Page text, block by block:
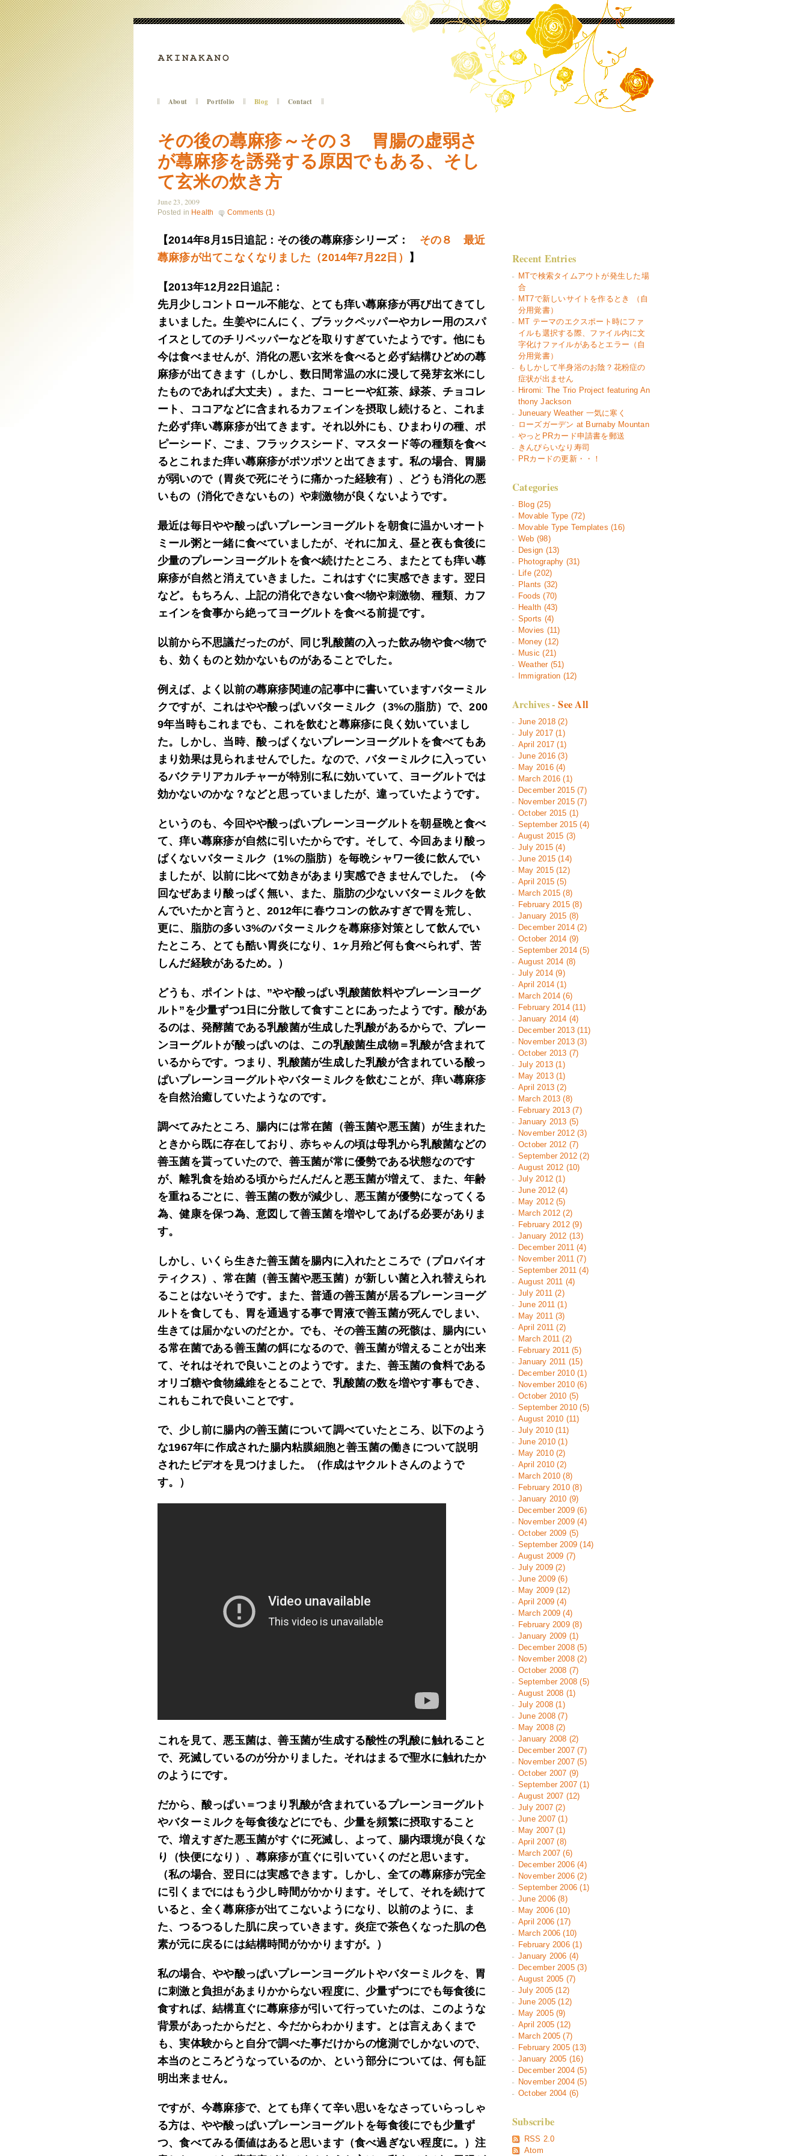
About Portfolio Blog Contact
その後の蕁麻疹～その３ 胃腸の虚弱さ
が蕁麻疹を誘発する原因でもある、そし
て玄米の炊き方
June 23, 2009
Posted in Health Comments (1)
【2014年8月15日追記：その後の蕁麻疹シリーズ： その８ 最近
蕁麻疹が出てこなくなりました（2014年7月22日）
】
【2013年12月22日追記：
先月少しコントロール不能な、とても痒い蕁麻疹が再び出てきてし
まいました。生姜やにんにく、ブラックペッパーやカレー用のスパ
イスとしてのチリペッパーなどを取りすぎていたようです。他にも
今は食べませんが、消化の悪い玄米を食べると必ず結構ひどめの蕁
麻疹が出てきます（しかし、数日間常温の水に浸して発芽玄米にし
たものであれば大丈夫）。また、コーヒーや紅茶、緑茶、チョコレ
ート、ココアなどに含まれるカフェインを摂取し続けると、これま
た必ず痒い蕁麻疹が出てきます。それ以外にも、ひまわりの種、ポ
ピーシード、ごま、フラックスシード、マスタード等の種類を食べ
るとこれまた痒い蕁麻疹がポツポツと出てきます。私の場合、胃腸
が弱いので（胃炎で死にそうに痛かった経験有）、どうも消化の悪
いもの（消化できないもの）や刺激物が良くないようです。
最近は毎日やや酸っぱいプレーンヨーグルトを朝食に温かいオート
ミール粥と一緒に食べていましたが、それに加え、昼と夜も食後に
少量のプレーンヨーグルトを食べ続けたところ、またとても痒い蕁
麻疹が自然と消えていきました。これはすぐに実感できます。翌日
など。もちろん、上記の消化できない食べ物や刺激物、種類、カフ
ェインを食事から絶ってヨーグルトを食べる前提です。
以前から不思議だったのが、同じ乳酸菌の入った飲み物や食べ物で
も、効くものと効かないものがあることでした。
例えば、よく以前の蕁麻疹関連の記事中に書いていますバターミル
クですが、これはやや酸っぱいバターミルク（3%の脂肪）で、200
9年当時もこれまでも、これを飲むと蕁麻疹に良く効いていまし
た。しかし、当時、酸っぱくないプレーンヨーグルトを食べてもあ
まり効果は見られませんでした。なので、バターミルクに入ってい
るバクテリアカルチャーが特別に私に効いていて、ヨーグルトでは
効かないのかな？などと思っていましたが、違っていたようです。
というのも、今回やや酸っぱいプレーンヨーグルトを朝昼晩と食べ
て、痒い蕁麻疹が自然に引いたからです。そして、今回あまり酸っ
ぱくないバターミルク（1%の脂肪）を毎晩シャワー後に飲んでい
ましたが、以前に比べて効きがあまり実感できませんでした。（今
回なぜあまり酸っぱく無い、また、脂肪の少ないバターミルクを飲
んでいたかと言うと、2012年に春ウコンの飲みすぎで胃を荒し、
更に、脂肪の多い3%のバターミルクを蕁麻疹対策として飲んでい
たところ、とても酷い胃炎になり、1ヶ月殆ど何も食べられず、苦
しんだ経験があるため。）
どうも、ポイントは、”やや酸っぱい乳酸菌飲料やプレーンヨーグ
ルト”を少量ずつ1日に分散して食すことにあったようです。酸があ
るのは、発酵菌である乳酸菌が生成した乳酸があるからで、プレー
ンヨーグルトが酸っぱいのは、この乳酸菌生成物＝乳酸が含まれて
いるからです。つまり、乳酸菌が生成した乳酸が含まれている酸っ
ぱいプレーンヨーグルトやバターミルクを飲むことが、痒い蕁麻疹
を自然治癒していたようなのです。
調べてみたところ、腸内には常在菌（善玉菌や悪玉菌）が生まれた
ときから既に存在しており、赤ちゃんの頃は母乳から乳酸菌などの
善玉菌を貰っていたので、善玉菌が常に優勢である状態なのです
が、離乳食を始める頃からだんだんと悪玉菌が増えて、また、年齢
を重ねるごとに、善玉菌の数が減少し、悪玉菌が優勢になってくる
為、健康を保つ為、意図して善玉菌を増やしてあげる必要がありま
す。
しかし、いくら生きた善玉菌を腸内に入れたところで（プロバイオ
ティクス）、常在菌（善玉菌や悪玉菌）が新しい菌と入れ替えられ
ることはないそうです。また、普通の善玉菌が居るプレーンヨーグ
ルトを食しても、胃を通過する事で胃液で善玉菌が死んでしまい、
生きては届かないのだとか。でも、その善玉菌の死骸は、腸内にい
る常在菌である善玉菌の餌になるので、善玉菌が増えることが出来
て、それはそれで良いことのようです。また、善玉菌の食料である
オリゴ糖や食物繊維をとることで、乳酸菌の数を増やす事もでき、
これもこれで良いことです。
で、少し前に腸内の善玉菌について調べていたところ、以下のよう
な1967年に作成された腸内粘膜細胞と善玉菌の働きについて説明
されたビデオを見つけました。（作成はヤクルトさんのようで
す。）
これを見て、悪玉菌は、善玉菌が生成する酸性の乳酸に触れること
で、死滅しているのが分かりました。それはまるで聖水に触れたか
のようにです。
だから、酸っぱい＝つまり乳酸が含まれているプレーンヨーグルト
やバターミルクを毎食後などにでも、少量を頻繁に摂取すること
で、増えすぎた悪玉菌がすぐに死滅し、よって、腸内環境が良くな
り（快便になり）、蕁麻疹が直ぐに引いていくのだと思います。
（私の場合、翌日には実感できます。しかし、全ての蕁麻疹が完全
に引くまでにはもう少し時間がかかります。そして、それを続けて
いると、全く蕁麻疹が出てこないようになり、以前のように、ま
た、つるつるした肌に戻っていきます。炎症で茶色くなった肌の色
素が元に戻るには結構時間がかかりますが。）
私の場合、やや酸っぱいプレーンヨーグルトやバターミルクを、胃
に刺激と負担があまりかからない程度に、少量ずつにでも毎食後に
食すれば、結構直ぐに蕁麻疹が引いて行っていたのは、このような
背景があったからだと、今だからわかります。とは言えあくまで
も、実体験からと自分で調べた事だけからの憶測でしかないので、
本当のところどうなっているのか、という部分については、何も証
明出来ません。
ですが、今蕁麻疹で、とても痒くて辛い思いをなさっていらっしゃ
る方は、やや酸っぱいプレーンヨーグルトを毎食後にでも少量ず
つ、食べてみる価値はあると思います（食べ過ぎない程度に。）注
Recent Entries
MTで検索タイムアウトが発生した場
合
MT7で新しいサイトを作るとき （自
分用覚書）
MT テーマのエクスポート時にファ
イルも選択する際、ファイル内に文
字化けファイルがあるとエラー（自
分用覚書）
もしかして半身浴のお陰？花粉症の
症状が出ません
Hiromi: The Trio Project featuring An
thony Jackson
Juneuary Weather 一気に寒く
ローズガーデン at Burnaby Mountan
やっとPRカード申請書を郵送
きんぴらいなり寿司
PRカードの更新・・！
Categories
Blog (25)
Movable Type (72)
Movable Type Templates (16)
Web (98)
Design (13)
Photography (31)
Life (202)
Plants (32)
Foods (70)
Health (43)
Sports (4)
Movies (11)
Money (12)
Music (21)
Weather (51)
Immigration (12)
Archives -See All
June 2018 (2)
July 2017 (1)
April 2017 (1)
June 2016 (3)
May 2016 (4)
March 2016 (1)
December 2015 (7)
November 2015 (7)
October 2015 (1)
September 2015 (4)
August 2015 (3)
July 2015 (4)
June 2015 (14)
May 2015 (12)
April 2015 (5)
March 2015 (8)
February 2015 (8)
January 2015 (8)
December 2014 (2)
October 2014 (9)
September 2014 (5)
August 2014 (8)
July 2014 (9)
April 2014 (1)
March 2014 (6)
February 2014 (11)
January 2014 (4)
December 2013 (11)
November 2013 (3)
October 2013 (7)
July 2013 (1)
May 2013 (1)
April 2013 (2)
March 2013 (8)
February 2013 (7)
January 2013 (5)
November 2012 (3)
October 2012 (7)
September 2012 (2)
August 2012 (10)
July 2012 (1)
June 2012 (4)
May 2012 (5)
March 2012 (2)
February 2012 (9)
January 2012 (13)
December 2011 (4)
November 2011 (7)
September 2011 (4)
August 2011 (4)
July 2011 (2)
June 2011 (1)
May 2011 (3)
April 2011 (2)
March 2011 (2)
February 2011 (5)
January 2011 (15)
December 2010 (1)
November 2010 (6)
October 2010 (5)
September 2010 (5)
August 2010 (11)
July 2010 (11)
June 2010 (1)
May 2010 (2)
April 2010 (2)
March 2010 (8)
February 2010 (8)
January 2010 (9)
December 2009 (6)
November 2009 (4)
October 2009 (5)
September 2009 (14)
August 2009 (7)
July 2009 (2)
June 2009 (6)
May 2009 (12)
April 2009 (4)
March 2009 (4)
February 2009 (8)
January 2009 (1)
December 2008 (5)
November 2008 (2)
October 2008 (7)
September 2008 (5)
August 2008 (1)
July 2008 (1)
June 2008 (7)
May 2008 (2)
January 2008 (2)
December 2007 (7)
November 2007 (5)
October 2007 (9)
September 2007 (1)
August 2007 (12)
July 2007 (2)
June 2007 (1)
May 2007 (1)
April 2007 (8)
March 2007 (6)
December 2006 (4)
November 2006 (2)
September 2006 (1)
June 2006 (8)
May 2006 (10)
April 2006 (17)
March 2006 (10)
February 2006 (1)
January 2006 (4)
December 2005 (3)
August 2005 (7)
July 2005 (12)
June 2005 (12)
May 2005 (9)
April 2005 (12)
March 2005 (7)
February 2005 (13)
January 2005 (16)
December 2004 (5)
November 2004 (5)
October 2004 (6)
Subscribe
RSS 2.0
Atom